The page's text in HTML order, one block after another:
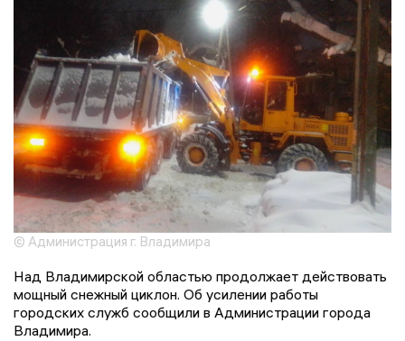
© Администрация г. Владимира
Над Владимирской областью продолжает действовать
мощный снежный циклон. Об усилении работы
городских служб сообщили в Администрации города
Владимира.